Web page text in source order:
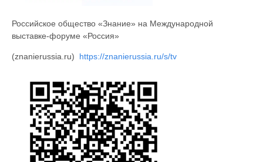
Российское общество «Знание» на Международной
выставке-форуме «Россия»
(znanierussia.ru) https://znanierussia.ru/s/tv